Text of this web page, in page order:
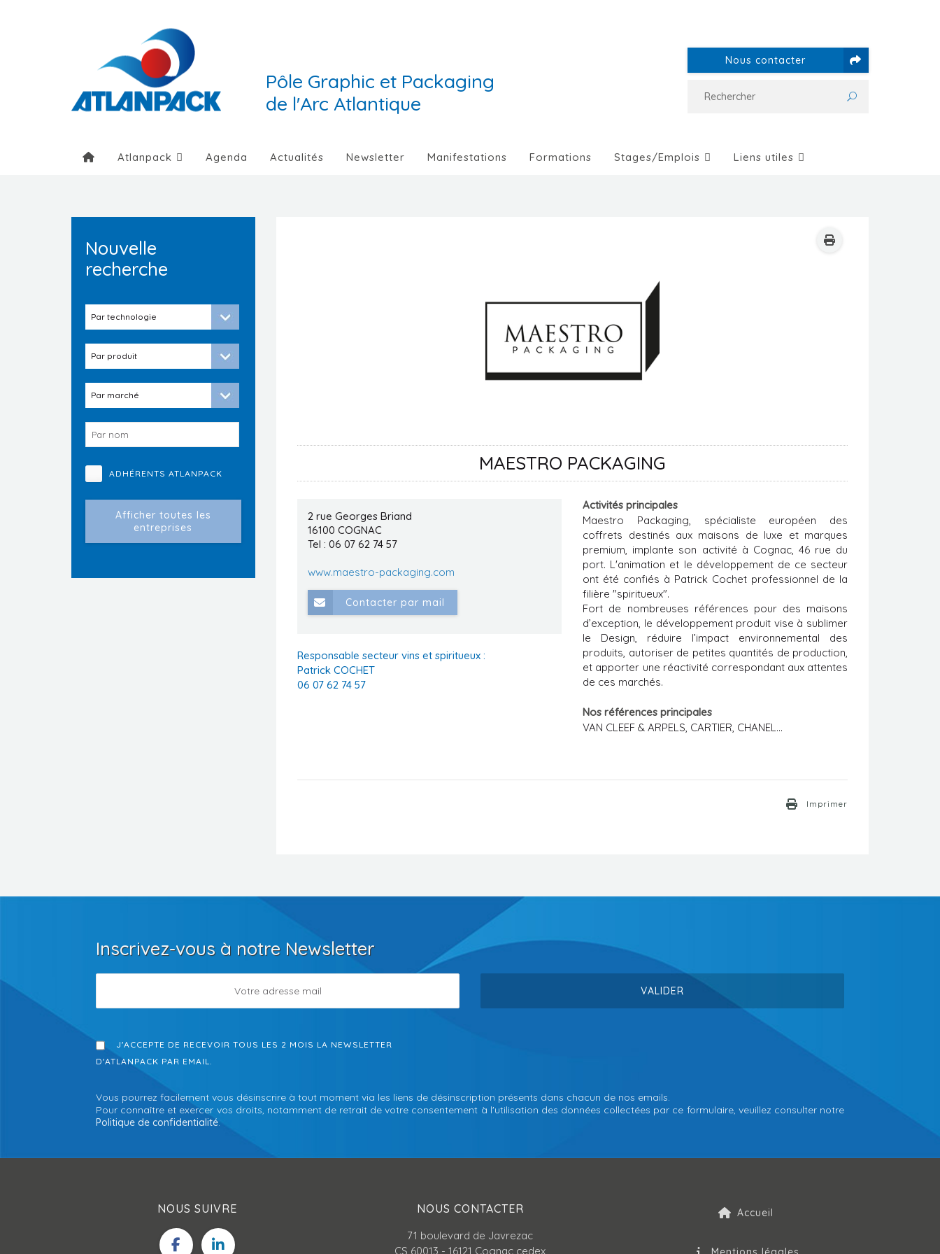
Pôle Graphic et Packaging
de l'Arc Atlantique
Nous contacter
Atlanpack Agenda Actualités Newsletter Manifestations Formations Stages/Emplois Liens utiles
MAESTRO PACKAGING
2 rue Georges Briand
16100 COGNAC
Tel : 06 07 62 74 57
www.maestro-packaging.com
Contacter par mail
Responsable secteur vins et spiritueux :
Patrick COCHET
06 07 62 74 57
Activités principales
Maestro Packaging, spécialiste européen des
coffrets destinés aux maisons de luxe et marques
premium, implante son activité à Cognac, 46 rue du
port. L'animation et le développement de ce secteur
ont été confiés à Patrick Cochet professionnel de la
filière "spiritueux".
Fort de nombreuses références pour des maisons
d’exception, le développement produit vise à sublimer
le Design, réduire l’impact environnemental des
produits, autoriser de petites quantités de production,
et apporter une réactivité correspondant aux attentes
de ces marchés.
Nos références principales
VAN CLEEF & ARPELS, CARTIER, CHANEL...
Imprimer
Nouvelle
recherche
ADHÉRENTS ATLANPACK
Inscrivez-vous à notre Newsletter
J'ACCEPTE DE RECEVOIR TOUS LES 2 MOIS LA NEWSLETTER
D'ATLANPACK PAR EMAIL.
Vous pourrez facilement vous désinscrire à tout moment via les liens de désinscription présents dans chacun de nos emails.
Pour connaître et exercer vos droits, notamment de retrait de votre consentement à l'utilisation des données collectées par ce formulaire, veuillez consulter notre
Politique de confidentialité.
NOUS SUIVRE NOUS CONTACTER
71 boulevard de Javrezac
CS 60013 - 16121 Cognac cedex
Accueil